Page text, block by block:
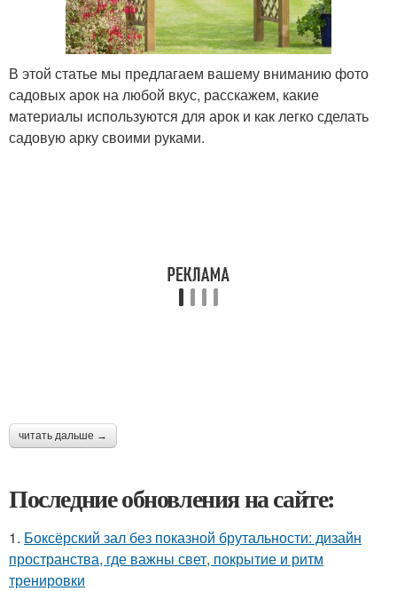
В этой статье мы предлагаем вашему вниманию фото
садовых арок на любой вкус, расскажем, какие
материалы используются для арок и как легко сделать
садовую арку своими руками.
читать дальше →
Последние обновления на сайте:
1. Боксёрский зал без показной брутальности: дизайн
пространства, где важны свет, покрытие и ритм
тренировки